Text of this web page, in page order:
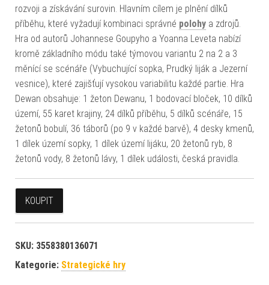
rozvoji a získávání surovin. Hlavním cílem je plnění dílků
příběhu, které vyžadují kombinaci správné polohy a zdrojů.
Hra od autorů Johannese Goupyho a Yoanna Leveta nabízí
kromě základního módu také týmovou variantu 2 na 2 a 3
měnící se scénáře (Vybuchující sopka, Prudký liják a Jezerní
vesnice), které zajišťují vysokou variabilitu každé partie. Hra
Dewan obsahuje: 1 žeton Dewanu, 1 bodovací bloček, 10 dílků
území, 55 karet krajiny, 24 dílků příběhu, 5 dílků scénáře, 15
žetonů bobulí, 36 táborů (po 9 v každé barvě), 4 desky kmenů,
1 dílek území sopky, 1 dílek území lijáku, 20 žetonů ryb, 8
žetonů vody, 8 žetonů lávy, 1 dílek události, česká pravidla.
KOUPIT
SKU: 3558380136071
Kategorie: Strategické hry